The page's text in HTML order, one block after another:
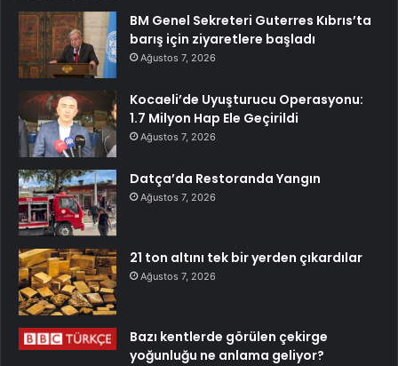
BM Genel Sekreteri Guterres Kıbrıs’ta
barış için ziyaretlere başladı
Ağustos 7, 2026
Kocaeli’de Uyuşturucu Operasyonu:
1.7 Milyon Hap Ele Geçirildi
Ağustos 7, 2026
Datça’da Restoranda Yangın
Ağustos 7, 2026
21 ton altını tek bir yerden çıkardılar
Ağustos 7, 2026
Bazı kentlerde görülen çekirge
yoğunluğu ne anlama geliyor?